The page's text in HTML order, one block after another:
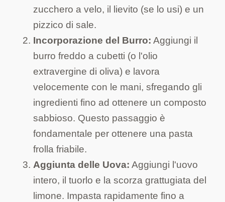
zucchero a velo, il lievito (se lo usi) e un
pizzico di sale.
Incorporazione del Burro: Aggiungi il
burro freddo a cubetti (o l'olio
extravergine di oliva) e lavora
velocemente con le mani, sfregando gli
ingredienti fino ad ottenere un composto
sabbioso. Questo passaggio è
fondamentale per ottenere una pasta
frolla friabile.
Aggiunta delle Uova: Aggiungi l'uovo
intero, il tuorlo e la scorza grattugiata del
limone. Impasta rapidamente fino a